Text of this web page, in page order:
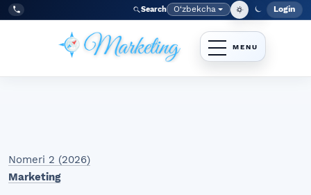
Skip to main navigation menu
Skip to main content
Skip to site footer
Tel:
+998977838464 Search Language
O‘zbekcha Login
Nomeri 2 (2026)
Marketing